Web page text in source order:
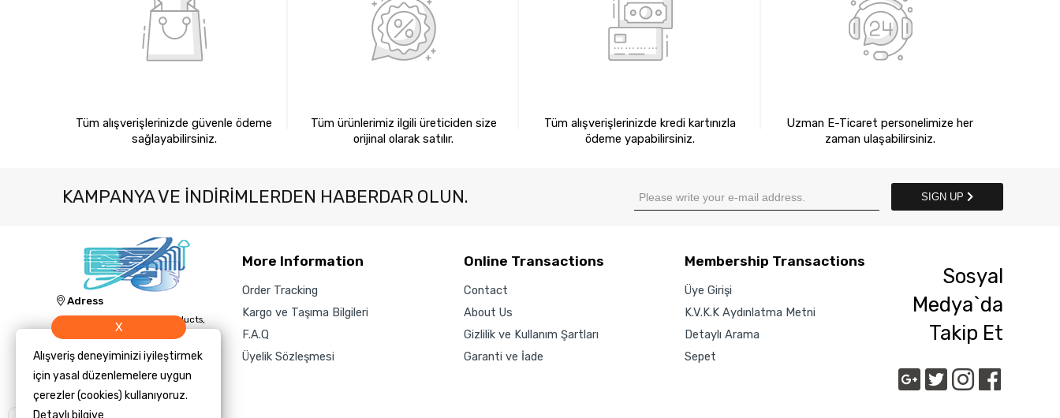
Tüm alışverişlerinizde güvenle ödeme
sağlayabilirsiniz.
Tüm ürünlerimiz ilgili üreticiden size
orijinal olarak satılır.
Tüm alışverişlerinizde kredi kartınızla
ödeme yapabilirsiniz.
Uzman E-Ticaret personelimize her
zaman ulaşabilirsiniz.
KAMPANYA VE INDIRIMLERDEN HABERDAR OLUN. SIGN UP
Adress
Jacknology IT, Cleaning Products,
and Technology Sales and Supply
E-Mail
More Information
Order Tracking
Kargo ve Taşıma Bilgileri
F.A.Q
Üyelik Sözleşmesi
Online Transactions
Contact
About Us
Gizlilik ve Kullanım Şartları
Garanti ve İade
Membership Transactions
Üye Girişi
K.V.K.K Aydınlatma Metni
Detaylı Arama
Sepet
Sosyal
Medya`da
Takip Et
X
Alışveriş deneyiminizi iyileştirmek
için yasal düzenlemelere uygun
çerezler (cookies) kullanıyoruz.
Detaylı bilgiye